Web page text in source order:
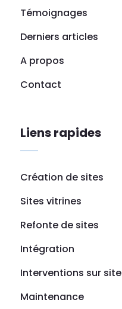
Témoignages
Derniers articles
A propos
Contact
Liens rapides
Création de sites
Sites vitrines
Refonte de sites
Intégration
Interventions sur site
Maintenance